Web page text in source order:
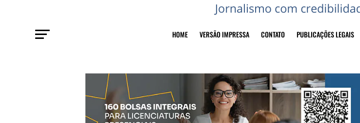
HOME VERSÃO IMPRESSA CONTATO PUBLICAÇÕES LEGAIS